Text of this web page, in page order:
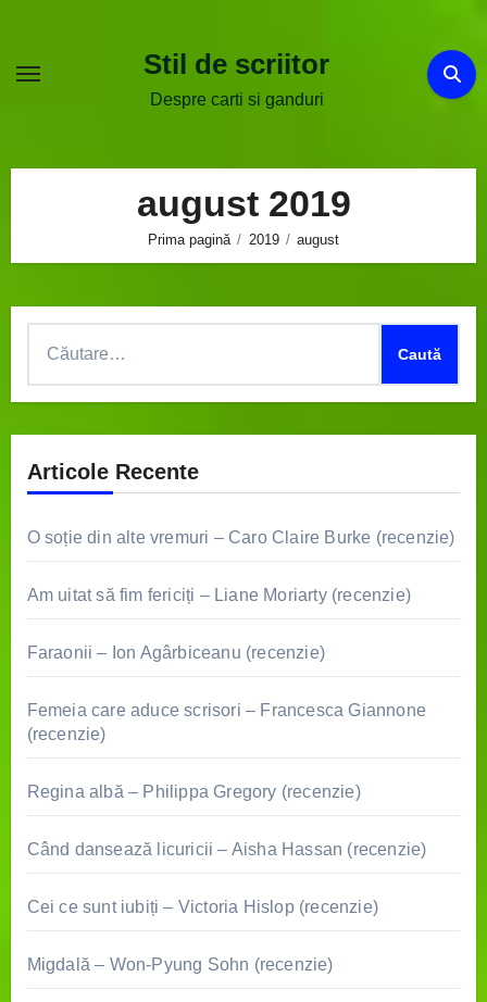
conținut
Stil de scriitor
Despre carti si ganduri
august 2019
Prima pagină 2019 august
Articole Recente
O soție din alte vremuri – Caro Claire Burke (recenzie)
Am uitat să fim fericiți – Liane Moriarty (recenzie)
Faraonii – Ion Agârbiceanu (recenzie)
Femeia care aduce scrisori – Francesca Giannone
(recenzie)
Regina albă – Philippa Gregory (recenzie)
Când dansează licuricii – Aisha Hassan (recenzie)
Cei ce sunt iubiți – Victoria Hislop (recenzie)
Migdală – Won-Pyung Sohn (recenzie)